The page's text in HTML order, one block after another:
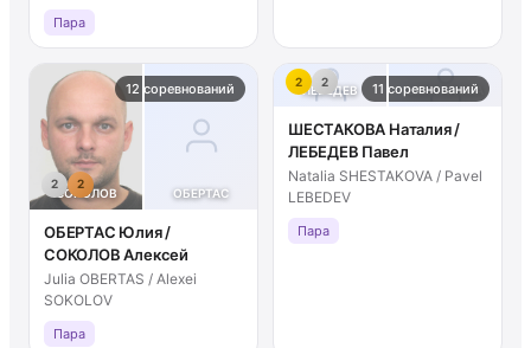
Пара
СОКОЛОВ ОБЕРТАС
12 соревнований
2 2
ОБЕРТАС Юлия /
СОКОЛОВ Алексей
Julia OBERTAS / Alexei
SOKOLOV
Пара
ЛЕБЕДЕВ ШЕСТАКОВА
11 соревнований
2 2
ШЕСТАКОВА Наталия /
ЛЕБЕДЕВ Павел
Natalia SHESTAKOVA / Pavel
LEBEDEV
Пара